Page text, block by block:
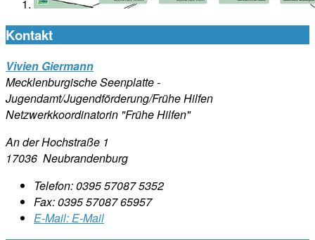
Kontakt
Vivien Giermann
Mecklenburgische Seenplatte -
Jugendamt/Jugendförderung/Frühe Hilfen
Netzwerkkoordinatorin "Frühe Hilfen"
An der Hochstraße 1
17036 Neubrandenburg
Telefon:0395 57087 5352
Fax:0395 57087 65957
E-Mail:E-Mail